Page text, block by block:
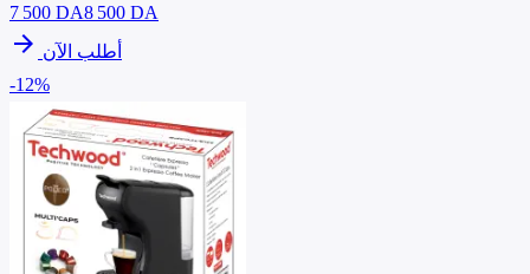
7 500 DA8 500 DA
arrow_forward أطلب الآن
-12%